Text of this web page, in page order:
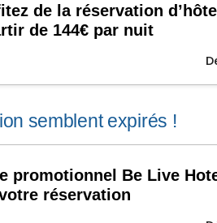
de la réservation
de 144€ par nuit
semblent expirés !
promotionnel Be Live
réservation